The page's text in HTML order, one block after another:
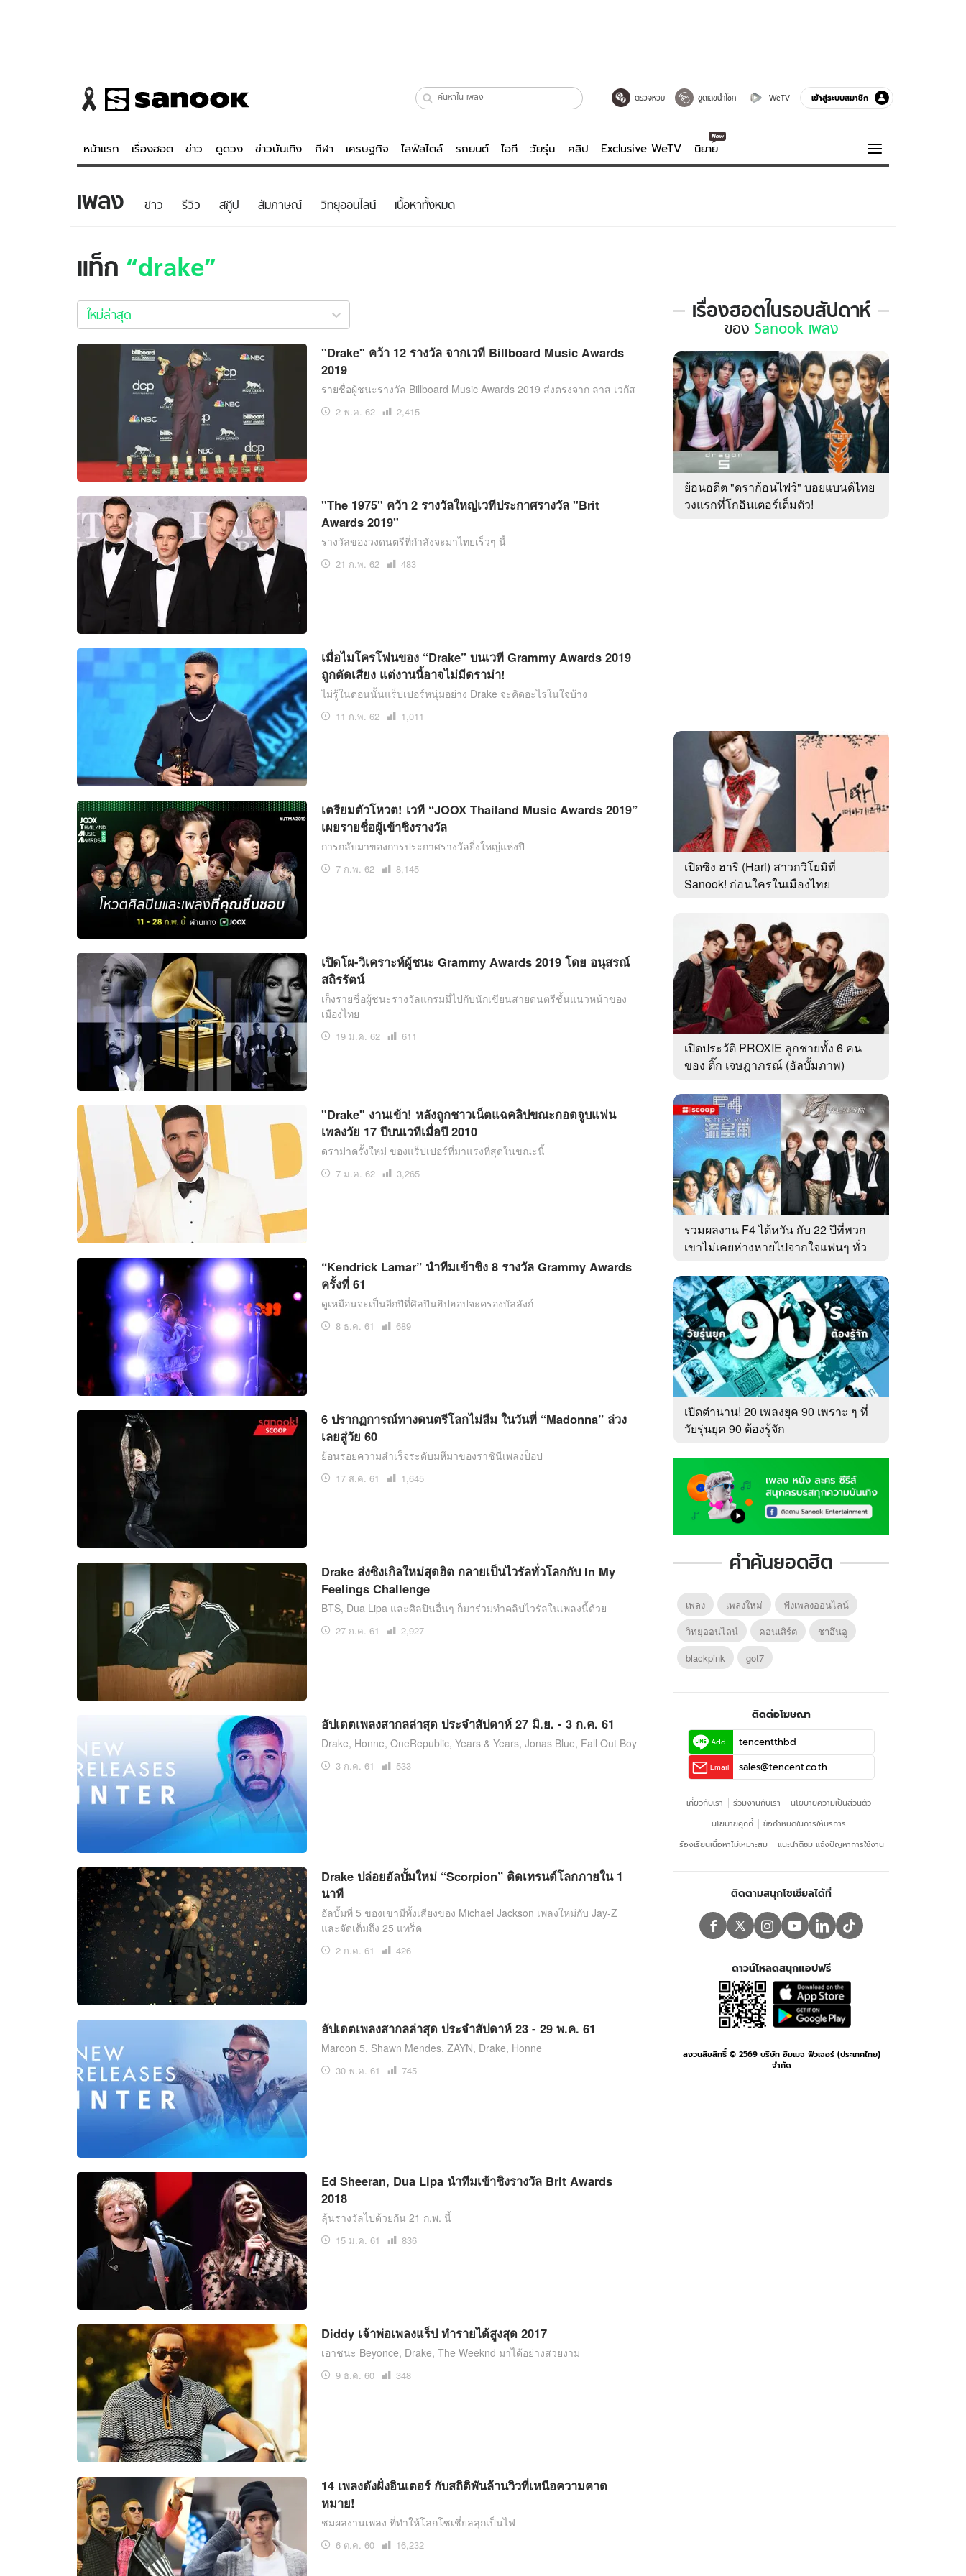
ตรวจหวย ขูดเลขนำโชค WeTV เข้าสู่ระบบสมาชิก
หน้าแรก เรื่องฮอต ข่าว ดูดวง ข่าวบันเทิง กีฬา เศรษฐกิจ ไลฟ์สไตล์ รถยนต์ ไอที วัยรุ่น คลิป Exclusive WeTV นิยาย
ข่าว
ข่าวบันเทิง
ข่าวเศรษฐกิจ
อัปเดตจีน
เช็กข่าวชัวร์
ดูดวง - ตรวจหวย ไลฟ์สไตล์
สุขภาพ
Tasteful Thailand
ดูทีวี
Exclusive WeTV
ดาวน์โหลดสนุกแอปฟรี ติดตามสนุกโซเชียลได้ที่ ติดต่อโฆษณา
tencentthbd sales@tencent.co.th
สงวนลิขสิทธิ์ © 2569 บริษัท อิมเมจ ฟิวเจอร์ (ประเทศไทย) จำกัด
เพลง ข่าว รีวิว สกู๊ป สัมภาษณ์ วิทยุออนไลน์ เนื้อหาทั้งหมด
แท็ก drake
ใหม่
ล่าสุด
ใหม่ล่าสุด
"Drake" คว้า 12 รางวัล จากเวที Billboard Music Awards
2019
รายชื่อผู้ชนะรางวัล Billboard Music Awards 2019 ส่งตรงจาก ลาส เวกัส
2 พ.ค. 62
เปิด
2,415
"The 1975" คว้า 2 รางวัลใหญ่เวทีประกาศรางวัล "Brit
Awards 2019"
รางวัลของวงดนตรีที่กำลังจะมาไทยเร็วๆ นี้
21 ก.พ. 62
เปิด
483
เมื่อไมโครโฟนของ “Drake” บนเวที Grammy Awards 2019
ถูกตัดเสียง แต่งานนี้อาจไม่มีดราม่า!
ไม่รู้ในตอนนั้นแร็ปเปอร์หนุ่มอย่าง Drake จะคิดอะไรในใจบ้าง
11 ก.พ. 62
เปิด
1,011
เตรียมตัวโหวต! เวที “JOOX Thailand Music Awards 2019”
เผยรายชื่อผู้เข้าชิงรางวัล
การกลับมาของการประกาศรางวัลยิ่งใหญ่แห่งปี
7 ก.พ. 62
เปิด
8,145
เปิดโผ-วิเคราะห์ผู้ชนะ Grammy Awards 2019 โดย อนุสรณ์
สถิรรัตน์
เก็งรายชื่อผู้ชนะรางวัลแกรมมี่ไปกับนักเขียนสายดนตรีชั้นแนวหน้าของ
เมืองไทย
19 ม.ค. 62
เปิด
611
"Drake" งานเข้า! หลังถูกชาวเน็ตแฉคลิปขณะกอดจูบแฟน
เพลงวัย 17 ปีบนเวทีเมื่อปี 2010
ดราม่าครั้งใหม่ ของแร็ปเปอร์ที่มาแรงที่สุดในขณะนี้
7 ม.ค. 62
เปิด
3,265
“Kendrick Lamar” นำทีมเข้าชิง 8 รางวัล Grammy Awards
ครั้งที่ 61
ดูเหมือนจะเป็นอีกปีที่ศิลปินฮิปฮอปจะครองบัลลังก์
8 ธ.ค. 61
เปิด
689
6 ปรากฏการณ์ทางดนตรีโลกไม่ลืม ในวันที่ “Madonna” ล่วง
เลยสู่วัย 60
ย้อนรอยความสำเร็จระดับมหึมาของราชินีเพลงป็อป
17 ส.ค. 61
เปิด
1,645
Drake ส่งซิงเกิลใหม่สุดฮิต กลายเป็นไวรัลทั่วโลกกับ In My
Feelings Challenge
BTS, Dua Lipa และศิลปินอื่นๆ ก็มาร่วมทำคลิปไวรัลในเพลงนี้ด้วย
27 ก.ค. 61
เปิด
2,927
อัปเดตเพลงสากลล่าสุด ประจำสัปดาห์ 27 มิ.ย. - 3 ก.ค. 61
Drake, Honne, OneRepublic, Years & Years, Jonas Blue, Fall Out Boy
3 ก.ค. 61
เปิด
533
Drake ปล่อยอัลบั้มใหม่ “Scorpion” ติดเทรนด์โลกภายใน 1
นาที
อัลบั้มที่ 5 ของเขามีทั้งเสียงของ Michael Jackson เพลงใหม่กับ Jay-Z
และจัดเต็มถึง 25 แทร็ค
2 ก.ค. 61
เปิด
426
อัปเดตเพลงสากลล่าสุด ประจำสัปดาห์ 23 - 29 พ.ค. 61
Maroon 5, Shawn Mendes, ZAYN, Drake, Honne
30 พ.ค. 61
เปิด
745
Ed Sheeran, Dua Lipa นำทีมเข้าชิงรางวัล Brit Awards
2018
ลุ้นรางวัลไปด้วยกัน 21 ก.พ. นี้
15 ม.ค. 61
เปิด
836
Diddy เจ้าพ่อเพลงแร็ป ทำรายได้สูงสุด 2017
เอาชนะ Beyonce, Drake, The Weeknd มาได้อย่างสวยงาม
9 ธ.ค. 60
เปิด
348
14 เพลงดังฝั่งอินเตอร์ กับสถิติพันล้านวิวที่เหนือความคาด
หมาย!
ชมผลงานเพลง ที่ทำให้โลกโซเชี่ยลลุกเป็นไฟ
6 ต.ค. 60
เปิด
16,232
เรื่องฮอตในรอบสัปดาห์
เรื่อง
ใน
รอบ
สัปดาห์
ของ
Sanook
เพลง
ของ Sanook เพลง
ย้อนอดีต "ดราก้อนไฟว์" บอยแบนด์ไทย
วงแรกที่โกอินเตอร์เต็มตัว!
เปิดซิง ฮาริ (Hari) สาวกวิโยมิที่
Sanook! ก่อนใครในเมืองไทย
เปิดประวัติ PROXIE ลูกชายทั้ง 6 คน
ของ ติ๊ก เจษฎาภรณ์ (อัลบั้มภาพ)
รวมผลงาน F4 ไต้หวัน กับ 22 ปีที่พวก
เขาไม่เคยห่างหายไปจากใจแฟนๆ ทั่ว
เปิดตำนาน! 20 เพลงยุค 90 เพราะ ๆ ที่
วัยรุ่นยุค 90 ต้องรู้จัก
คำค้นยอดฮิต
เพลง เพลงใหม่
ฟังเพลงออนไลน์
วิทยุออนไลน์
คอนเสิร์ต
ชาอึนอู
blackpink
got7
ติดต่อโฆษณา
Add tencentthbd
Email sales@tencent.co.th
เกี่ยวกับเรา ร่วมงานกับเรา
นโยบายความเป็นส่วนตัว
นโยบายคุกกี้
ข้อกําหนดในการให้บริการ
ร้องเรียนเนื้อหาไม่เหมาะสม
แนะนำติชม แจ้งปัญหาการใช้งาน
ติดตามสนุกโซเชียลได้ที่
ดาวน์โหลดสนุกแอปฟรี
สงวนลิขสิทธิ์ © 2569บริษัท อิมเมจ ฟิวเจอร์ (ประเทศไทย)
จำกัด